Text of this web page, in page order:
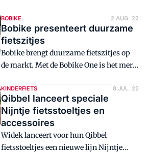
kunnen worden. Deze twee idealen heeft
Urban Iki samengevoegd in de
Momigara bio fietsstoeltjes,
geproduceerd van rijstvlies. Van ieder
verkocht exemplaar doneert Urban Iki
BOBIKE 2 AUG. 22
Bobike presenteert duurzame
fietszitjes
Bobike brengt duurzame fietszitjes op
de markt. Met de Bobike One is het merk
in nieuw gerecycled materiaal, om dit
vervolgens te verwerken in de productie
van nieuwe fietszitjes.
KINDERFIETS 8 JUL. 22
Qibbel lanceert speciale
Nijntje fietsstoeltjes en
accessoires
Widek lanceert voor hun Qibbel
fietsstoeltjes een nieuwe lijn Nijntje